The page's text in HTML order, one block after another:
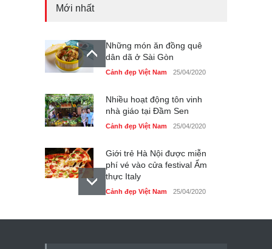
Mới nhất
Những món ăn đồng quê
dân dã ở Sài Gòn
Cảnh đẹp Việt Nam 25/04/2020
Nhiều hoạt động tôn vinh
nhà giáo tại Đầm Sen
Cảnh đẹp Việt Nam 25/04/2020
Giới trẻ Hà Nội được miễn
phí vé vào cửa festival Ẩm
thực Italy
Cảnh đẹp Việt Nam 25/04/2020
Tam giác mạch khoe sắc